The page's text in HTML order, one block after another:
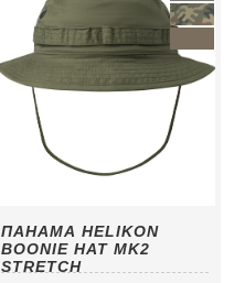
ПАНАМА HELIKON
BOONIE HAT MK2
STRETCH